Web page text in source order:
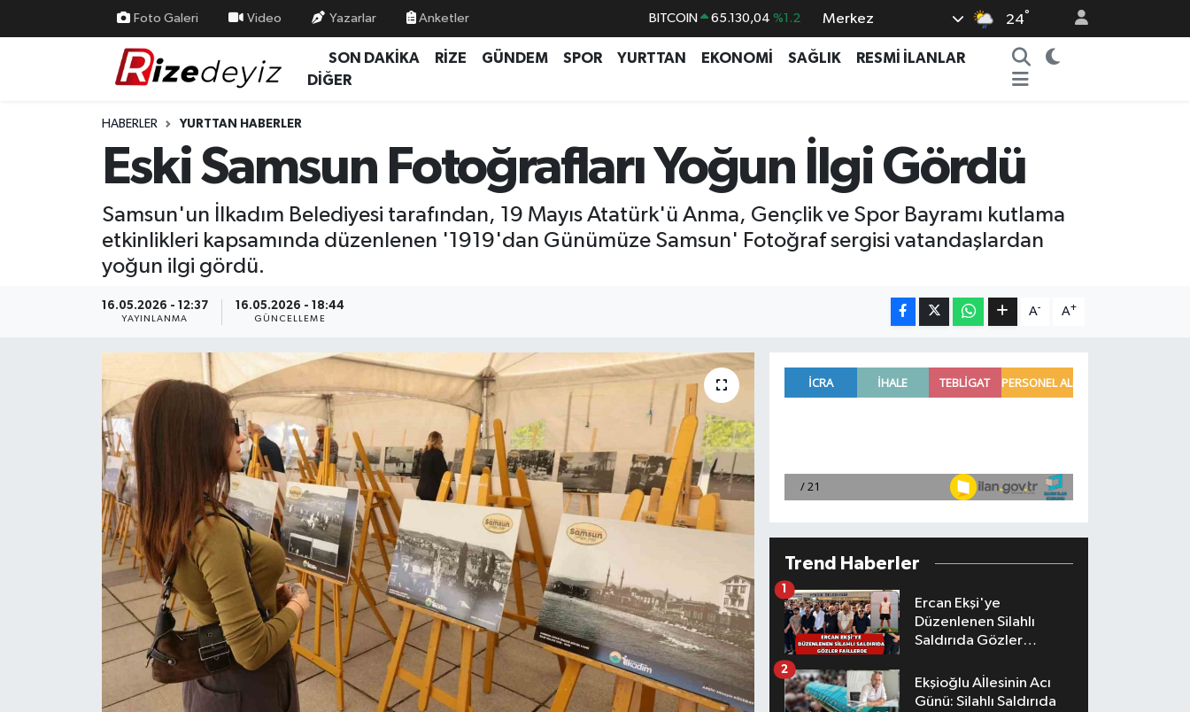
Foto Galeri Video Yazarlar Anketler BITCOIN 65.130,04 %1.2
DOLAR 47,7106 %0.17
GRAM ALTIN 6648.99
BİST100 13.773
Merkez 24°
SON DAKİKA RİZE GÜNDEM SPOR YURTTAN EKONOMİ SAĞLIK
RESMİ İLANLAR
DİĞER
HABERLER YURTTAN HABERLER
Eski Samsun Fotoğrafları Yoğun İlgi Gördü
Samsun'un İlkadım Belediyesi tarafından, 19 Mayıs Atatürk'ü Anma, Gençlik ve Spor Bayramı kutlama
etkinlikleri kapsamında düzenlenen '1919'dan Günümüze Samsun' Fotoğraf sergisi vatandaşlardan
yoğun ilgi gördü.
16.05.2026 - 12:37
YAYINLANMA
16.05.2026 - 18:44
GÜNCELLEME
A- A+
Trend Haberler
Ercan Ekşi'ye
Düzenlenen Silahlı
Saldırıda Gözler
1
Ekşioğlu Aİlesinin Acı
Günü: Silahlı Saldırıda
2
Yurttan Haberler
Teknoloji
Rize Nöbetçi Eczaneler
Rize Trafik Yoğunluk Haritası
Süper Lig Puan Durumu ve Fikstür
Tüm Manşetler